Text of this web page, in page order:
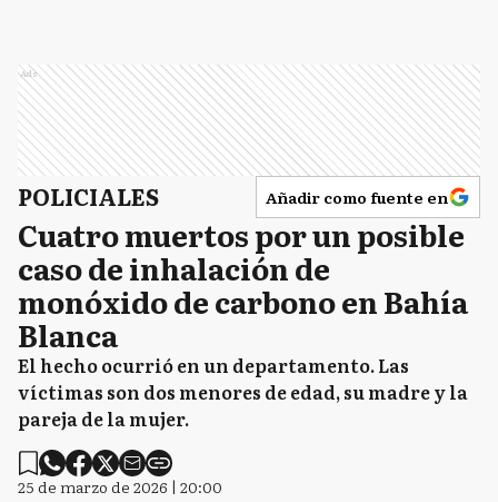
Ads
POLICIALES Añadir como fuente en
Cuatro muertos por un posible
caso de inhalación de
monóxido de carbono en Bahía
Blanca
El hecho ocurrió en un departamento. Las
víctimas son dos menores de edad, su madre y la
pareja de la mujer.
25 de marzo de 2026 | 20:00